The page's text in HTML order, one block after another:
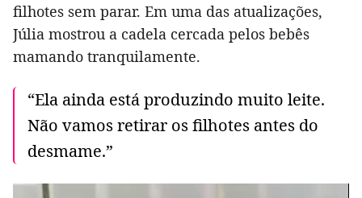
filhotes sem parar. Em uma das atualizações,
Júlia mostrou a cadela cercada pelos bebês
mamando tranquilamente.
“Ela ainda está produzindo muito leite.
Não vamos retirar os filhotes antes do
desmame.”